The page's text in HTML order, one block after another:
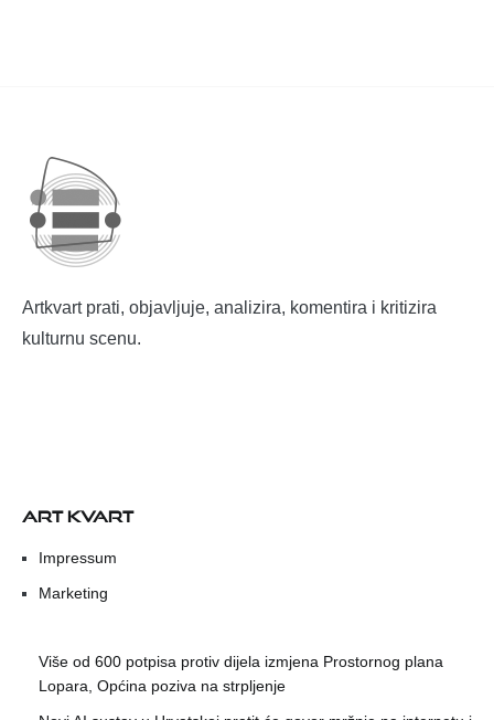
Artkvart prati, objavljuje, analizira, komentira i kritizira
kulturnu scenu.
ART KVART
Impressum
Marketing
Više od 600 potpisa protiv dijela izmjena Prostornog plana
Lopara, Općina poziva na strpljenje